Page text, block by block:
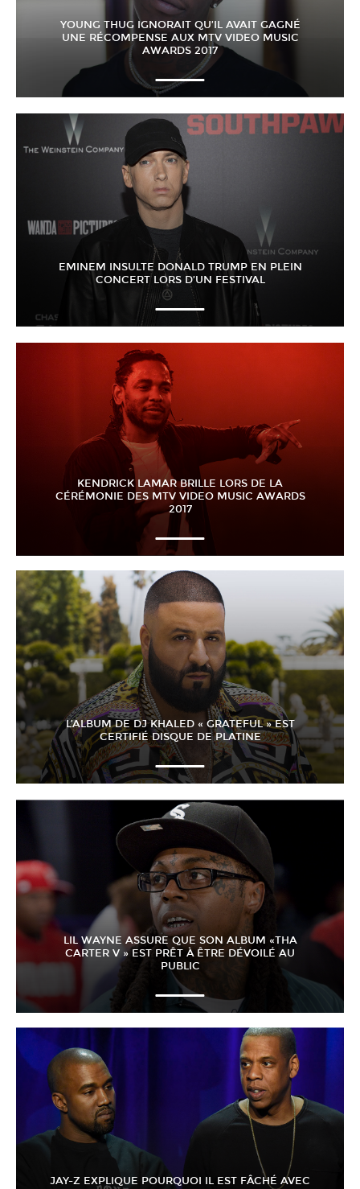
YOUNG THUG IGNORAIT QU’IL AVAIT GAGNÉ
UNE RÉCOMPENSE AUX MTV VIDEO MUSIC
AWARDS 2017
EMINEM INSULTE DONALD TRUMP EN PLEIN
CONCERT LORS D’UN FESTIVAL
KENDRICK LAMAR BRILLE LORS DE LA
CÉRÉMONIE DES MTV VIDEO MUSIC AWARDS
2017
L’ALBUM DE DJ KHALED « GRATEFUL » EST
CERTIFIÉ DISQUE DE PLATINE
LIL WAYNE ASSURE QUE SON ALBUM «THA
CARTER V » EST PRÊT À ÊTRE DÉVOILÉ AU
PUBLIC
JAY-Z EXPLIQUE POURQUOI IL EST FÂCHÉ AVEC